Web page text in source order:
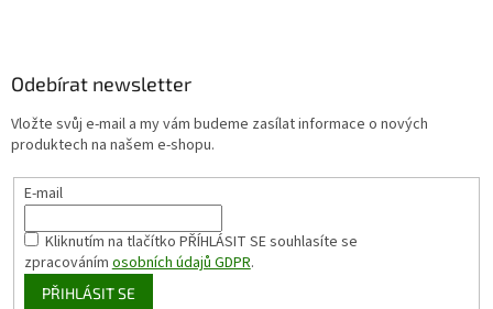
Odebírat newsletter
Vložte svůj e-mail a my vám budeme zasílat informace o nových
produktech na našem e-shopu.
E-mail
Kliknutím na tlačítko PŘÍHLÁSIT SEsouhlasíte se
zpracováním osobních údajů GDPR.
PŘIHLÁSIT SE